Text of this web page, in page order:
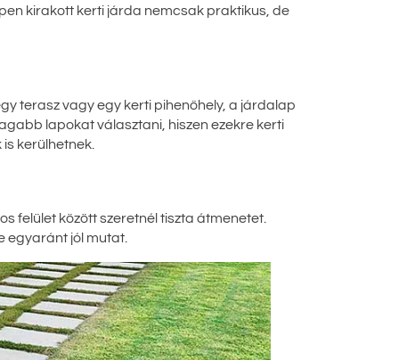
kirakott kerti járda nemcsak praktikus, de
terasz vagy egy kerti pihenőhely, a járdalap
lapokat választani, hiszen ezekre kerti
kerülhetnek.
felület között szeretnél tiszta átmenetet.
egyaránt jól mutat.